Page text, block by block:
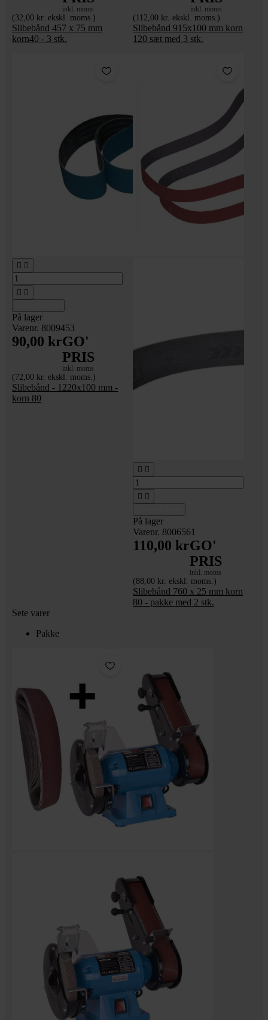
inkl. moms
(32,00 kr. ekskl. moms.)
Slibebånd 457 x 75 mm
korn40 - 3 stk.
inkl. moms
(112,00 kr. ekskl. moms.)
Slibebånd 915x100 mm korn
120 sæt med 3 stk.
 
 
På lager
Varenr. 8009453
90,00 krGO'
PRIS
inkl. moms
(72,00 kr. ekskl. moms.)
Slibebånd - 1220x100 mm -
korn 80
 
 
På lager
Varenr. 8006561
110,00 krGO'
PRIS
inkl. moms
(88,00 kr. ekskl. moms.)
Slibebånd 760 x 25 mm korn
80 - pakke med 2 stk.
Sete varer
Pakke